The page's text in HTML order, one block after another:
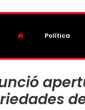
Política